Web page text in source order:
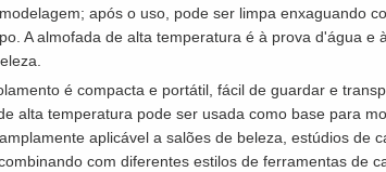
após o uso, pode ser limpa enxaguando
A almofada de alta temperatura é à prova d'água
é compacta e portátil, fácil de guardar e
alta temperatura pode ser usada como base para
aplicável a salões de beleza, estúdios de
com diferentes estilos de ferramentas de